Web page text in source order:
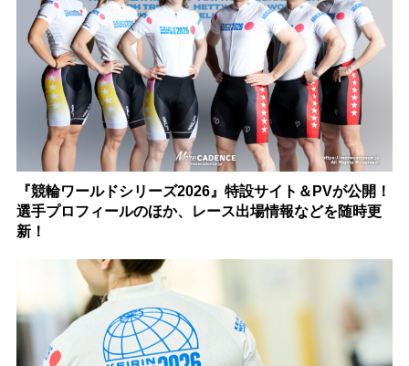
『競輪ワールドシリーズ2026』特設サイト＆PVが公開！
選手プロフィールのほか、レース出場情報などを随時更
新！